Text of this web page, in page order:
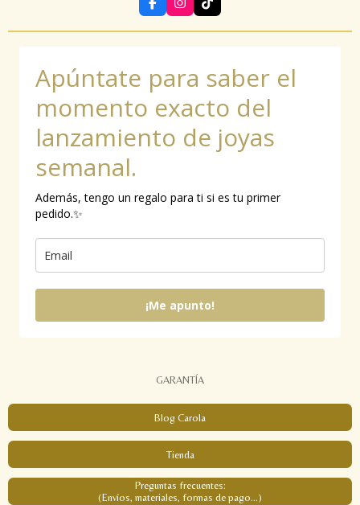
F
a
c
o
k
I
n
s
r
m
T
i
k
Apúntate para saber el
momento exacto del
lanzamiento de joyas
semanal.
Además, tengo un regalo para ti si es tu primer
pedido.✨
¡Me apunto!
GARANTÍA
Blog Carola
Tienda
Preguntas frecuentes:
(Envíos, materiales, formas de pago...)